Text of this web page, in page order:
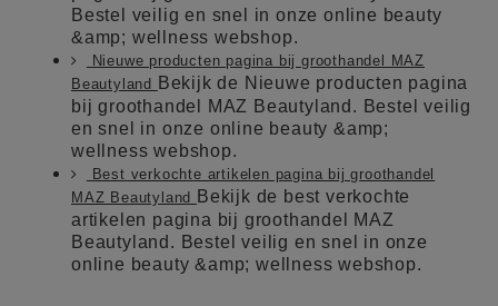
Bestel veilig en snel in onze online beauty
&amp; wellness webshop.
Nieuwe producten pagina bij groothandel MAZ
Beautyland
Bekijk de Nieuwe producten pagina
bij groothandel MAZ Beautyland. Bestel veilig
en snel in onze online beauty &amp;
wellness webshop.
Best verkochte artikelen pagina bij groothandel
MAZ Beautyland
Bekijk de best verkochte
artikelen pagina bij groothandel MAZ
Beautyland. Bestel veilig en snel in onze
online beauty &amp; wellness webshop.